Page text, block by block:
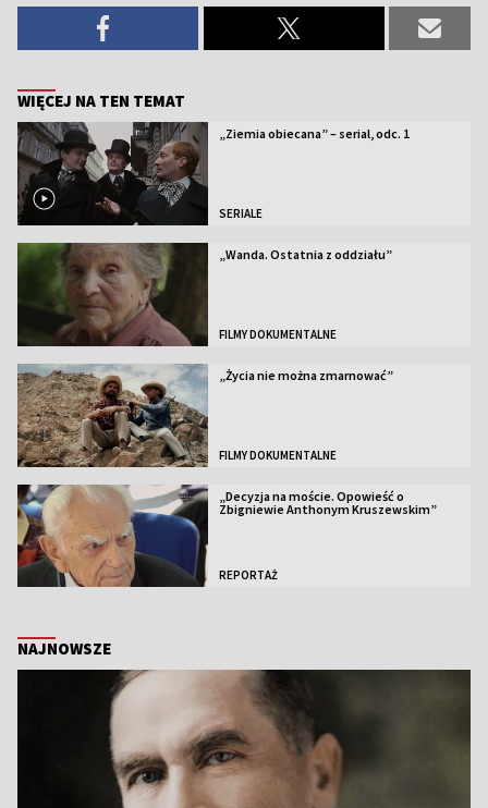
WIĘCEJ NA TEN TEMAT
„Ziemia obiecana” – serial, odc. 1
SERIALE
„Wanda. Ostatnia z oddziału”
FILMY DOKUMENTALNE
„Życia nie można zmarnować”
FILMY DOKUMENTALNE
„Decyzja na moście. Opowieść o
Zbigniewie Anthonym Kruszewskim”
REPORTAŻ
NAJNOWSZE